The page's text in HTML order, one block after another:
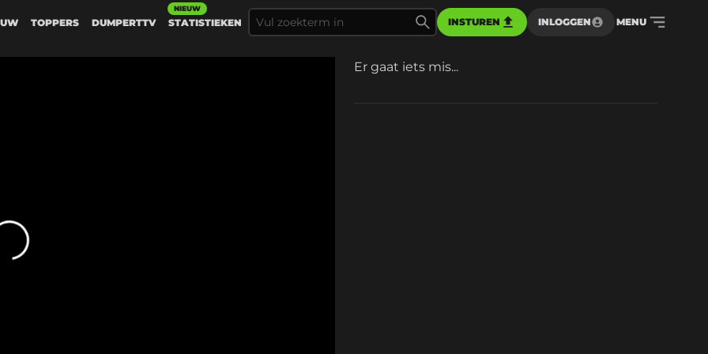
TOPPERS DUMPERTTV STATISTIEKEN
NIEUW
INSTUREN INLOGGEN MENU
Er gaat iets mis...